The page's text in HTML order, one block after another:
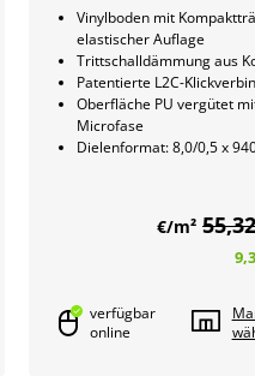
Vinylboden mit
elastischer Auflage
Trittschalldämmung aus
Patentierte L2C-
Oberfläche PU vergütet
Microfase
Dielenformat: 8,0/0,5 x
€/m² 55,32
verfügbar
online